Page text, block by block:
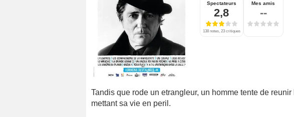
Spectateurs
2,8
138 notes, 23 critiques
Mes amis
--
Tandis que rode un etrangleur, un homme tente de
mettant sa vie en peril.